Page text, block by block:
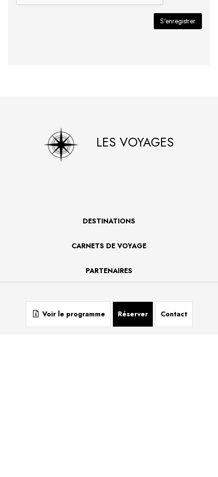
Voir le programme Réserver Contact
LES VOYAGES
DESTINATIONS
CARNETS DE VOYAGE
PARTENAIRES